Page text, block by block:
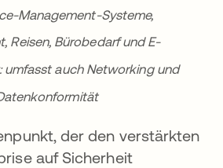
Management-Systeme,
Reisen, Bürobedarf und E-
umfasst auch Networking und
der den verstärkten
auf Sicherheit